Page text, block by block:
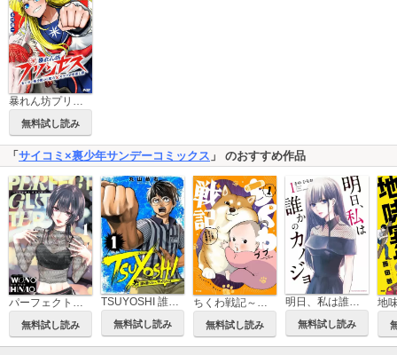
暴れん坊プリンセス ‐セーラー服を纏いし姫のステゴロ世直し譚‐
無料試し読み
「 サイコミ×裏少年サンデーコミックス 」 のおすすめ作品
無料試し読み
TSUYOSHI 誰も勝てない、アイツには
無料試し読み 無料試し読み
明日、私は誰かのカノジョ
無料試し読み